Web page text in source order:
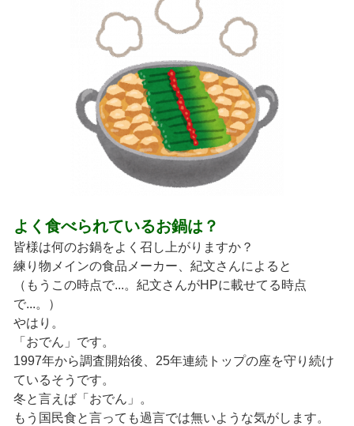
よく食べられているお鍋は？
皆様は何のお鍋をよく召し上がりますか？
練り物メインの食品メーカー、紀文さんによると
（もうこの時点で...。紀文さんがHPに載せてる時点
で...。）
やはり。
「おでん」です。
1997年から調査開始後、25年連続トップの座を守り続け
ているそうです。
冬と言えば「おでん」。
もう国民食と言っても過言では無いような気がします。